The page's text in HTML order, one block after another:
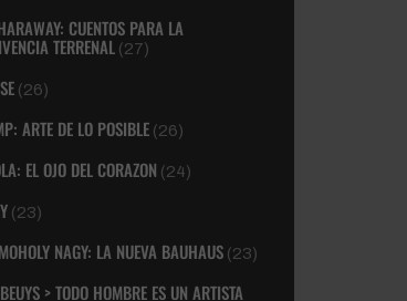
CUENTOS PARA LA
TERRENAL (27)
(26)
ARTE DE LO POSIBLE (26)
EL OJO DEL CORAZON (24)
(23)
NAGY: LA NUEVA BAUHAUS (23)
> TODO HOMBRE ES UN ARTISTA